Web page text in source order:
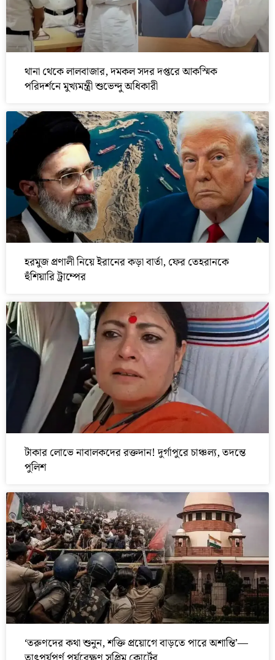
থানা থেকে লালবাজার, দমকল সদর দপ্তরে আকস্মিক
পরিদর্শনে মুখ্যমন্ত্রী শুভেন্দু অধিকারী
হরমুজ প্রণালী নিয়ে ইরানের কড়া বার্তা, ফের তেহরানকে
হুঁশিয়ারি ট্রাম্পের
টাকার লোভে নাবালকদের রক্তদান! দুর্গাপুরে চাঞ্চল্য, তদন্তে
পুলিশ
‘তরুণদের কথা শুনুন, শক্তি প্রয়োগে বাড়তে পারে অশান্তি’—